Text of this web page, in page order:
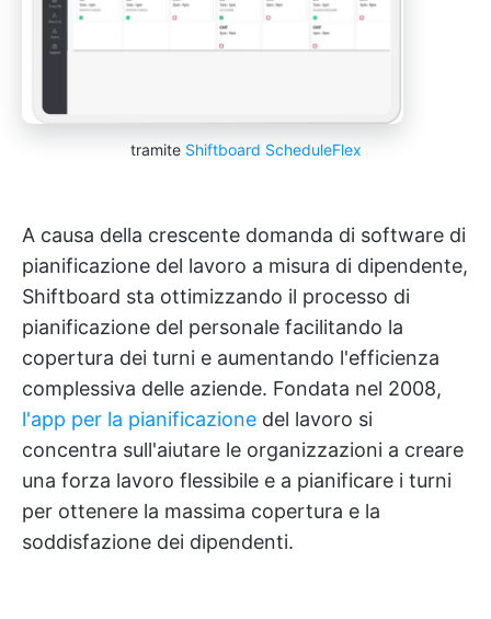
tramite Shiftboard ScheduleFlex
A causa della crescente domanda di software di
pianificazione del lavoro a misura di dipendente,
Shiftboard sta ottimizzando il processo di
pianificazione del personale facilitando la
copertura dei turni e aumentando l'efficienza
complessiva delle aziende. Fondata nel 2008,
l'app per la pianificazione del lavoro si
concentra sull'aiutare le organizzazioni a creare
una forza lavoro flessibile e a pianificare i turni
per ottenere la massima copertura e la
soddisfazione dei dipendenti.